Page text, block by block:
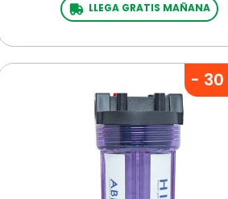
LLEGA GRATIS MAÑANA
- 30